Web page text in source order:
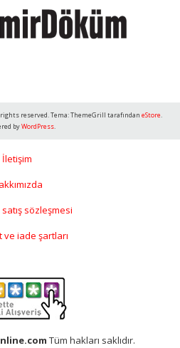
reserved. Tema: ThemeGrill tarafındaneStore.
byWordPress.
İletişim
sözleşmesi
ve iade şartları
Tüm hakları saklıdır.